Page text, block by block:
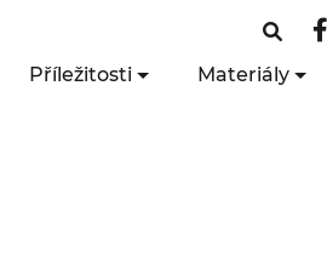
Příležitosti Materiály